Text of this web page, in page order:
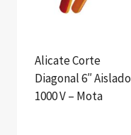
Alicate Corte
Diagonal 6″ Aislado
1000 V – Mota